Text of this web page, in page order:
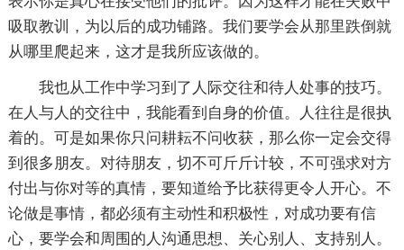
吸取教训，为以后的成功铺路。我们要学会从那里跌倒就
从哪里爬起来，这才是我所应该做的。
我也从工作中学习到了人际交往和待人处事的技巧。
在人与人的交往中，我能看到自身的价值。人往往是很执
着的。可是如果你只问耕耘不问收获，那么你一定会交得
到很多朋友。对待朋友，切不可斤斤计较，不可强求对方
付出与你对等的真情，要知道给予比获得更令人开心。不
论做是事情，都必须有主动性和积极性，对成功要有信
心，要学会和周围的人沟通思想、关心别人、支持别人。